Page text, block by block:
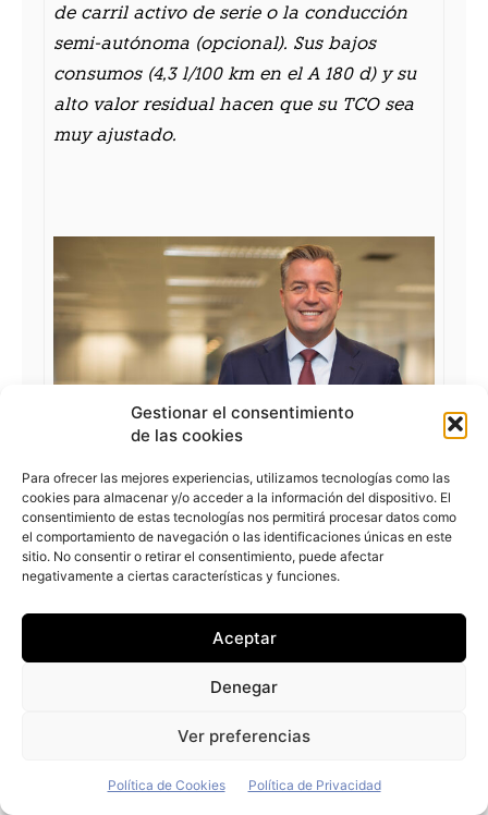
Gestionar el consentimiento
de las cookies
Para ofrecer las mejores experiencias, utilizamos tecnologías como las
cookies para almacenar y/o acceder a la información del dispositivo. El
consentimiento de estas tecnologías nos permitirá procesar datos como
el comportamiento de navegación o las identificaciones únicas en este
sitio. No consentir o retirar el consentimiento, puede afectar
negativamente a ciertas características y funciones.
Aceptar
Denegar
Ver preferencias
Política de Cookies Política de Privacidad
de carril activo de serie o la conducción
semi-autónoma (opcional). Sus bajos
consumos (4,3 l/100 km en el A 180 d) y su
alto valor residual hacen que su TCO sea
muy ajustado.
Roland Schelll, Presidente de
Mercedes-Benz España